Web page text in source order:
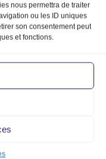
nous permettra de traiter
ou les ID uniques
son consentement peut
et fonctions.